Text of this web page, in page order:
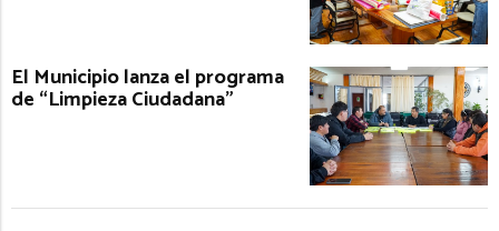
El Municipio lanza el programa
de “Limpieza Ciudadana”